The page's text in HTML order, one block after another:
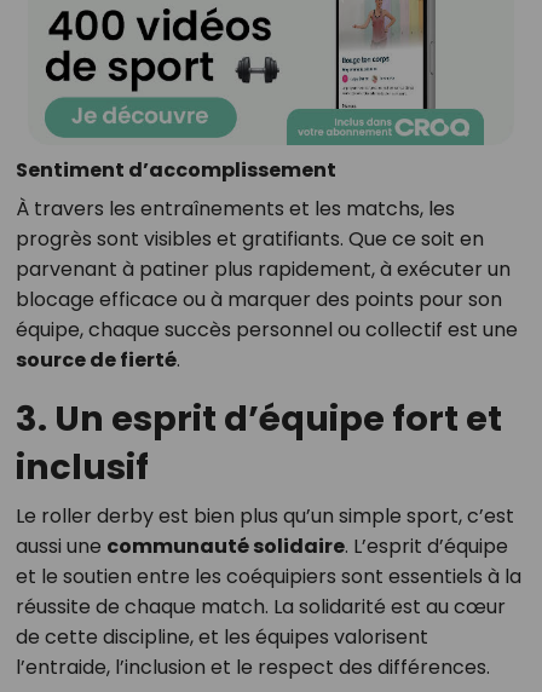
Sentiment d’accomplissement
À travers les entraînements et les matchs, les
progrès sont visibles et gratifiants. Que ce soit en
parvenant à patiner plus rapidement, à exécuter un
blocage efficace ou à marquer des points pour son
équipe, chaque succès personnel ou collectif est une
source de fierté.
3. Un esprit d’équipe fort et
inclusif
Le roller derby est bien plus qu’un simple sport, c’est
aussi une communauté solidaire. L’esprit d’équipe
et le soutien entre les coéquipiers sont essentiels à la
réussite de chaque match. La solidarité est au cœur
de cette discipline, et les équipes valorisent
l’entraide, l’inclusion et le respect des différences.